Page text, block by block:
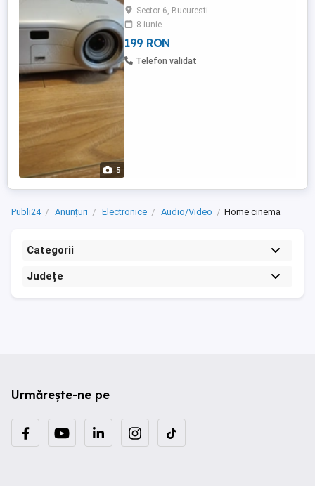
5
VT37 e un proiector portabil. TRIMIT si in
țară.capabil să afișeze 1.500 de lumeni la
setarea cea mai luminoasă, rezoluție:
1080i. 720p. Tehnologia internă 3LCD e un
design inovator cu 3 cipuri ce se
Sector 6, Bucuresti
8 iunie
199 RON
Telefon validat
Publi24 Anunțuri Electronice Audio/Video Home cinema
Categorii
Județe
Urmărește-ne pe